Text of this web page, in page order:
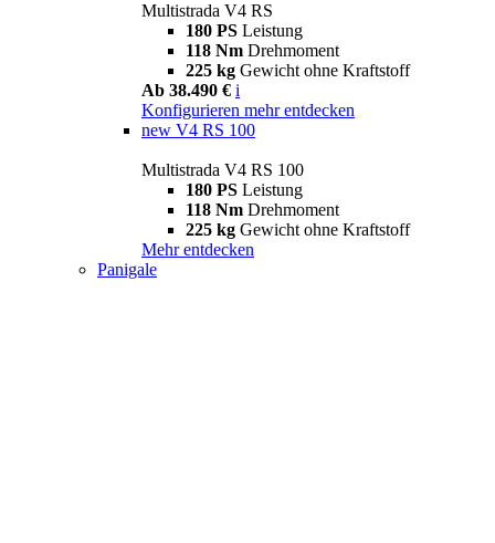
Multistrada V4 RS
180 PS Leistung
118 Nm Drehmoment
225 kg Gewicht ohne Kraftstoff
Ab 38.490 € i
Konfigurieren mehr entdecken
new V4 RS 100
Multistrada V4 RS 100
180 PS Leistung
118 Nm Drehmoment
225 kg Gewicht ohne Kraftstoff
Mehr entdecken
Panigale